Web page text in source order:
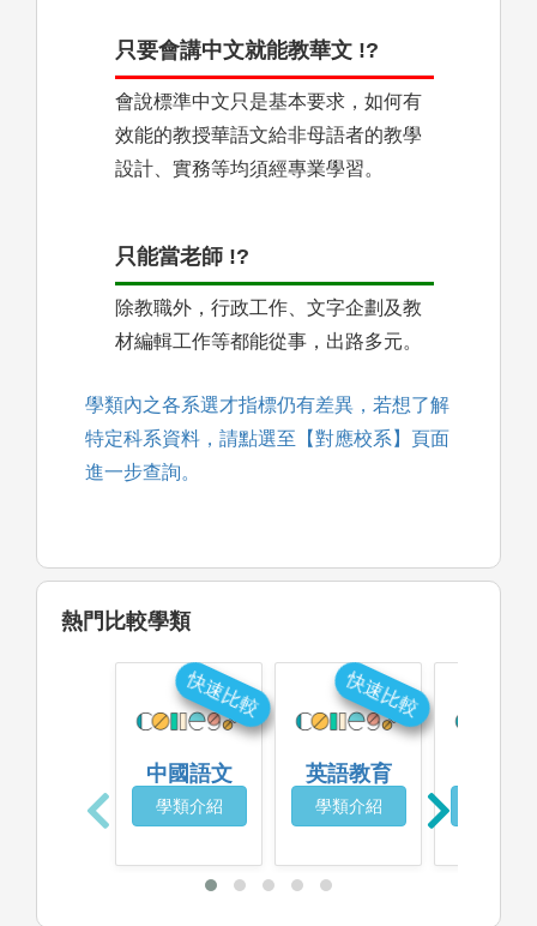
只要會講中文就能教華文 !?
會說標準中文只是基本要求，如何有
效能的教授華語文給非母語者的教學
設計、實務等均須經專業學習。
只能當老師 !?
除教職外，行政工作、文字企劃及教
材編輯工作等都能從事，出路多元。
學類內之各系選才指標仍有差異，若想了解
特定科系資料，請點選至【對應校系】頁面
進一步查詢。
熱門比較學類
中國語文
學類介紹
快速比較
英語教育
學類介紹
快速比較